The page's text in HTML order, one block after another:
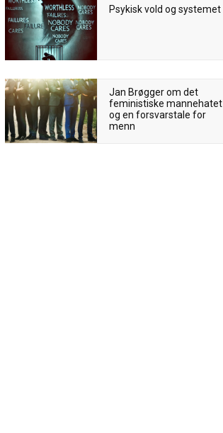
Psykisk vold og systemet
Jan Brøgger om det
feministiske mannehatet
og en forsvarstale for
menn